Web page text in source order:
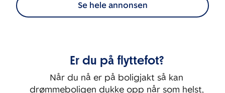
Energimerking:
BRA-i:
2
Rom:
Soverom:
Se hele annonsen
Er du på flyttefot?
Når du nå er på boligjakt så kan
drømmeboligen dukke opp når som helst,